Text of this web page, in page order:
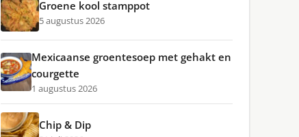
Groene kool stamppot
5 augustus 2026
Mexicaanse groentesoep met gehakt en
courgette
1 augustus 2026
Chip & Dip